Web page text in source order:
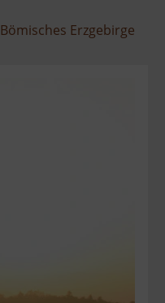
Bömisches Erzgebirge